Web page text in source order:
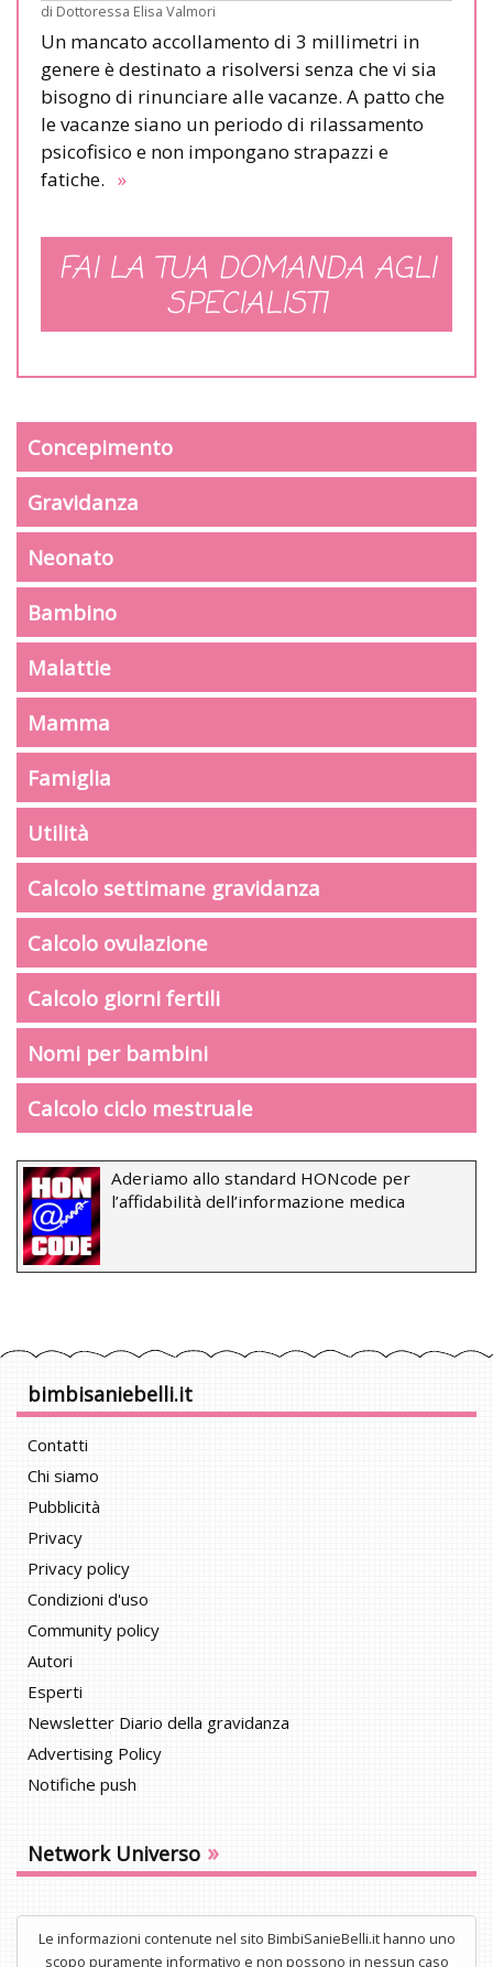
di Dottoressa Elisa Valmori
Un mancato accollamento di 3 millimetri in
genere è destinato a risolversi senza che vi sia
bisogno di rinunciare alle vacanze. A patto che
le vacanze siano un periodo di rilassamento
psicofisico e non impongano strapazzi e
fatiche. »
FAI LA TUA DOMANDA AGLI
SPECIALISTI
Concepimento
Gravidanza
Neonato
Bambino
Malattie
Mamma
Famiglia
Utilità
Calcolo settimane gravidanza
Calcolo ovulazione
Calcolo giorni fertili
Nomi per bambini
Calcolo ciclo mestruale
Aderiamo allo standard HONcode per
l’affidabilità dell’informazione medica
bimbisaniebelli.it
Contatti
Chi siamo
Pubblicità
Privacy
Privacy policy
Condizioni d'uso
Community policy
Autori
Esperti
Newsletter Diario della gravidanza
Advertising Policy
Notifiche push
Network Universo »
Le informazioni contenute nel sito BimbiSanieBelli.it hanno uno
scopo puramente informativo e non possono in nessun caso